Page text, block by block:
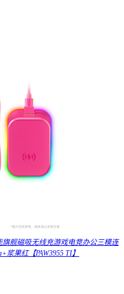
旗舰磁吸无线充游戏电竞办公三模连
浆果红【PAW3955 TI】